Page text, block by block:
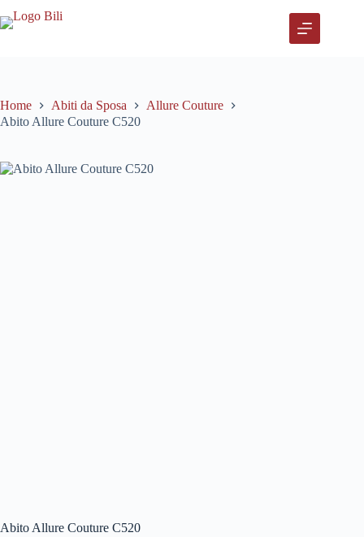
al
Home Abiti da Sposa
Allure Couture
Abito Allure Couture C520
Abito Allure Couture C520